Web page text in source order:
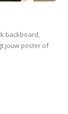
backboard,
jouw poster of